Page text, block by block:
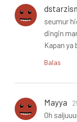
seumur
dingin
Kapan ya
Balas
Mayya
Oh